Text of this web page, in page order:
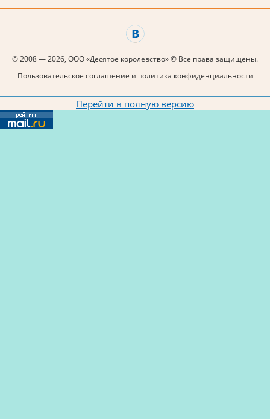
© 2008 — 2026, ООО «Десятое королевство» © Все права защищены.
Пользовательское соглашение и политика конфиденциальности
Перейти в полную версию